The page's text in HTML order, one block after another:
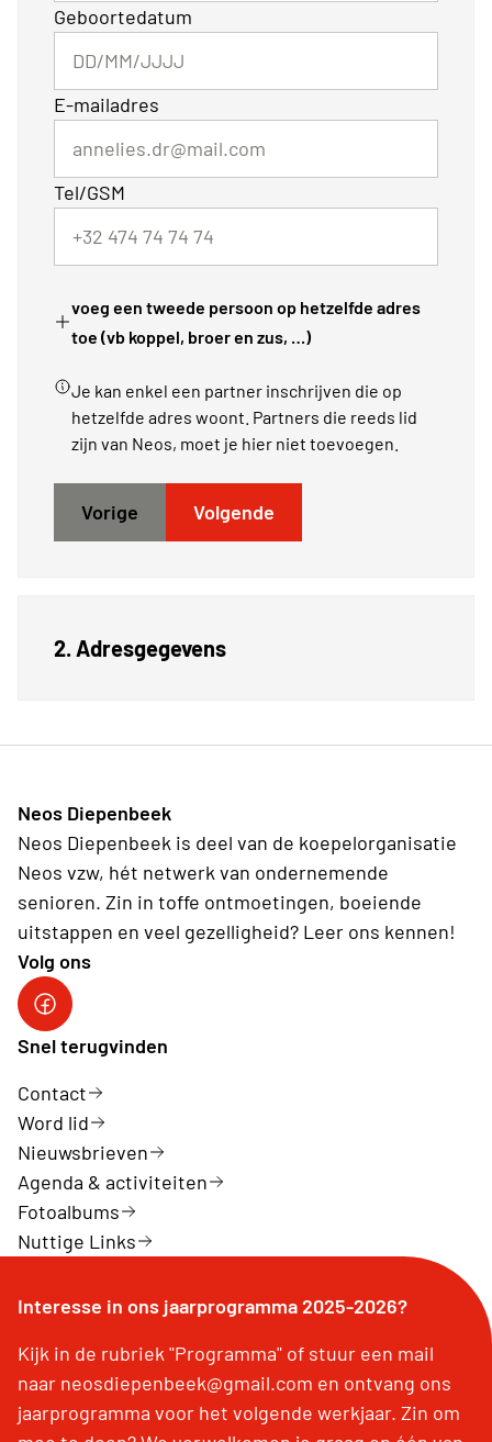
Geboortedatum
E-mailadres
Tel/GSM
voeg een tweede persoon op hetzelfde adres
toe (vb koppel, broer en zus, …)
Je kan enkel een partner inschrijven die op
hetzelfde adres woont. Partners die reeds lid
zijn van Neos, moet je hier niet toevoegen.
Vorige Volgende
2. Adresgegevens
Neos Diepenbeek
Neos Diepenbeek is deel van de koepelorganisatie
Neos vzw, hét netwerk van ondernemende
senioren. Zin in toffe ontmoetingen, boeiende
uitstappen en veel gezelligheid? Leer ons kennen!
Volg ons
Neos Diepenbeek
Snel terugvinden
Contact
Word lid
Nieuwsbrieven
Agenda & activiteiten
Fotoalbums
Nuttige Links
Interesse in ons jaarprogramma 2025-2026?
Kijk in de rubriek "Programma" of stuur een mail
naar neosdiepenbeek@gmail.com en ontvang ons
jaarprogramma voor het volgende werkjaar. Zin om